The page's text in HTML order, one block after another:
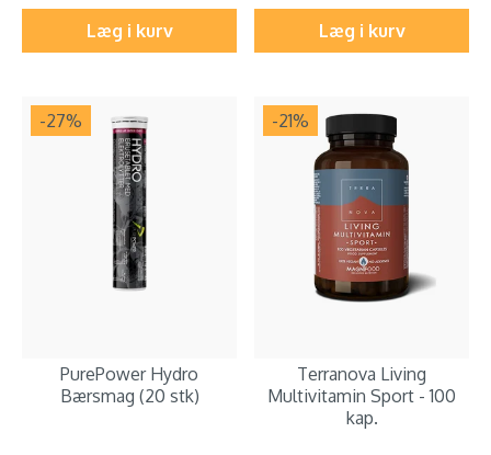
Læg i kurv Læg i kurv
-27%
PurePower Hydro
Bærsmag (20 stk)
-21%
Terranova Living
Multivitamin Sport - 100
kap.